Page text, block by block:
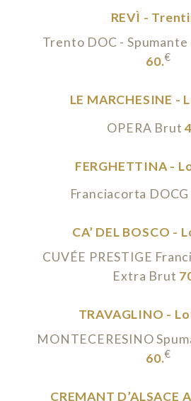
REVÌ -
Trento DOC -
60.€
LE MARCHESINE -
OPERA Brut
FERGHETTINA -
Franciacorta
CA’ DEL BOSCO -
CUVÉE PRESTIGE
Extra Brut
TRAVAGLINO -
MONTECERESINO
60.€
CREMANT D’ALSACE